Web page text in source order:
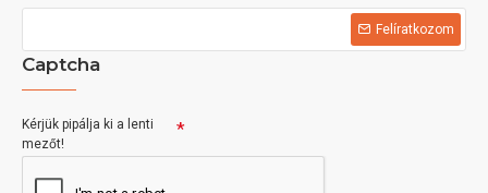
Felíratkozom
Captcha
Kérjük pipálja ki a lenti
mezőt!